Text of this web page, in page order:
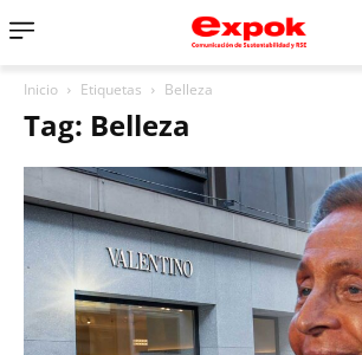
Inicio Etiquetas Belleza
Tag: Belleza